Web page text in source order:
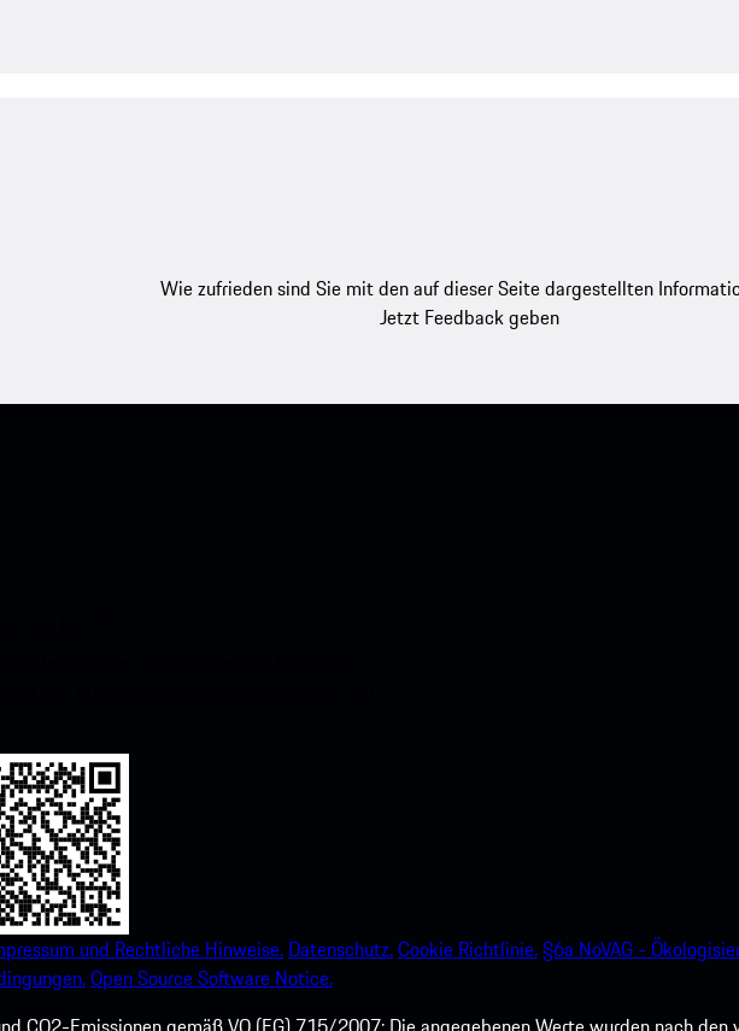
Wie zufrieden sind Sie mit den auf dieser Seite dargestellten
Jetzt Feedback geben
und Rechtliche Hinweise. Datenschutz.Cookie Richtlinie.§6a NoVAG -
Open Source Software Notice.